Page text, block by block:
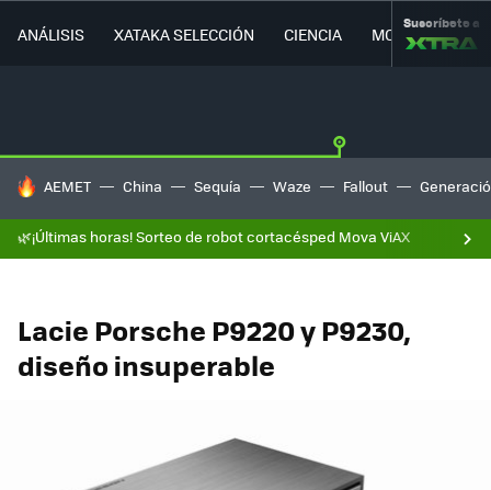
ANÁLISIS XATAKA SELECCIÓN CIENCIA MOVILIDAD
Suscríbete a
HOY SE HABLA DE
AEMET China Sequía Waze Fallout
🌿¡Últimas horas! Sorteo de robot cortacésped Mova ViAX
Lacie Porsche P9220 y P9230,
diseño insuperable